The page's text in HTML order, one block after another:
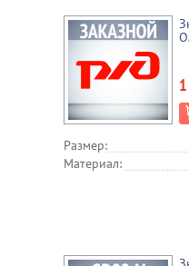
Размер:
Материал: